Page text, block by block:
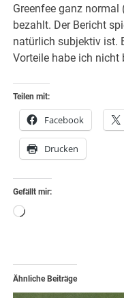
Greenfee ganz
bezahlt. Der Bericht
natürlich subjektiv ist.
Vorteile habe ich nicht
Teilen mit:
Facebook
Drucken
Gefällt mir:
Wird
Ähnliche Beiträge